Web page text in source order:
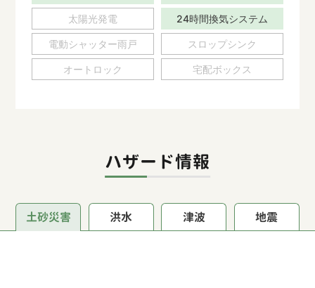
太陽光発電 24時間換気システム
電動シャッター雨戸 スロップシンク
オートロック 宅配ボックス
ハザード情報
土砂災害 洪水 津波 地震